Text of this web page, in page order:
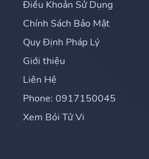
Điều Khoản Sử Dụng
Chính Sách Bảo Mật
Quy Định Pháp Lý
Giới thiệu
Liên Hệ
Phone: 0917150045
Xem Bói Tử Vi